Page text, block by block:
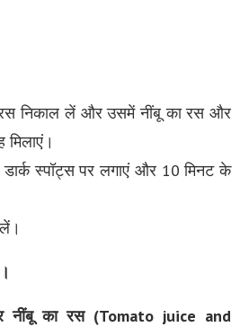
रस निकाल लें और उसमें नींबू का रस और
स्पॉट्स पर लगाएं और 10 मिनट के
नींबू का रस (Tomato juice and